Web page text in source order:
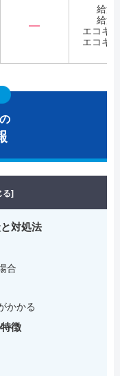
―
給湯
給湯
エコキ
エコキ
る]
対処法
合
かかる
徴